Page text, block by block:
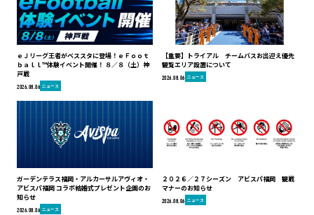
ｅＪリーグ王者がベススタに登場！ｅＦｏｏｔ
ｂａｌｌ™体験イベント開催！ ８／８（土）神
戸戦
2026.08.06 ニュース
【重要】トライアル チームバスお出迎え優先
観覧エリア設置について
2026.08.06 ニュース
ガーデンテラス福岡・アルカーサルアヴィオ・
アビスパ福岡 コラボ結婚式プレゼント企画のお
知らせ
2026.08.06 ニュース
２０２６／２７シーズン アビスパ福岡 観戦
マナーのお知らせ
2026.08.06 ニュース